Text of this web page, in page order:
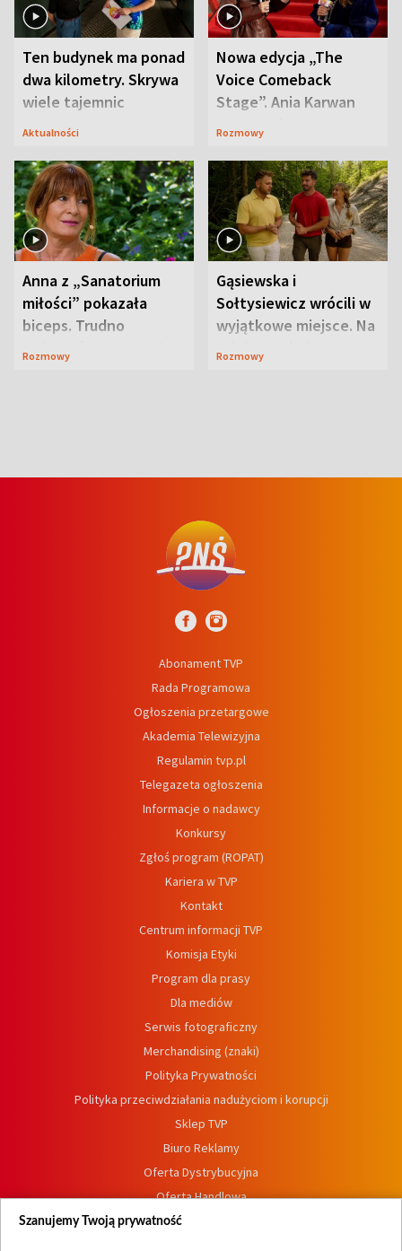
Ten budynek ma ponad
dwa kilometry. Skrywa
wiele tajemnic
Aktualności
Nowa edycja „The
Voice Comeback
Stage”. Ania Karwan
zapowiada
Rozmowy
Anna z „Sanatorium
miłości” pokazała
biceps. Trudno
uwierzyć, co przeszła
Rozmowy
Gąsiewska i
Sołtysiewicz wrócili w
wyjątkowe miejsce. Na
szlaku czekał
Rozmowy
Abonament TVP
Rada Programowa
Ogłoszenia przetargowe
Akademia Telewizyjna
Regulamin tvp.pl
Telegazeta ogłoszenia
Informacje o nadawcy
Konkursy
Zgłoś program (ROPAT)
Kariera w TVP
Kontakt
Centrum informacji TVP
Komisja Etyki
Program dla prasy
Dla mediów
Serwis fotograficzny
Merchandising (znaki)
Polityka Prywatności
Polityka przeciwdziałania nadużyciom i korupcji
Sklep TVP
Biuro Reklamy
Oferta Dystrybucyjna
Oferta Handlowa
Dostępność
Szanujemy Twoją prywatność